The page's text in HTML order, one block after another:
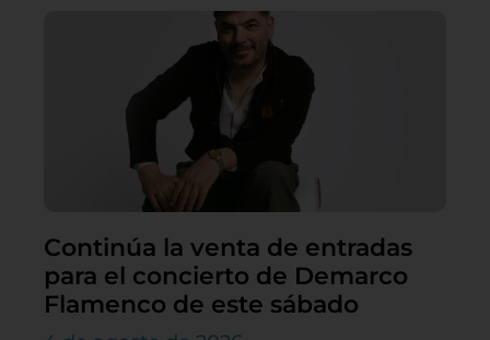
Continúa la venta de entradas
para el concierto de Demarco
Flamenco de este sábado